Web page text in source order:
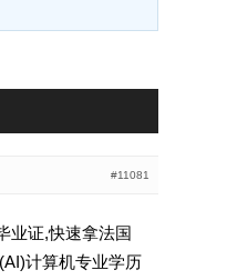
#11081
业证,快速拿法国
计算机专业学历